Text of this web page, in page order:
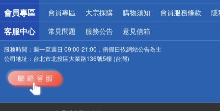
會員專區 會員專區 大宗採購 購物須知 會員服務條款 隱
客服中心 常見問題 服務公告 意見信箱
服務時間： 週一至週日 09:00-21:00，例假日依網站公告為主
公司地址： 台北市北投區大業路136號5樓 (台灣)